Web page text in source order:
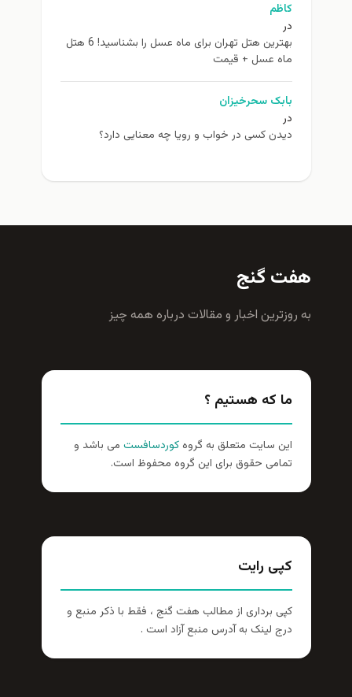
کاظم
در
بهترین هتل تهران برای ماه عسل را بشناسید! 6 هتل
ماه عسل + قیمت
بابک سحرخیزان
در
دیدن کسی در خواب و رویا چه معنایی دارد؟
هفت گنج
به روزترين اخبار و مقالات درباره همه چيز
ما که هستیم ؟
این سایت متعلق به گروهکوردسافست می باشد و
تمامی حقوق برای این گروه محفوظ است.
کپی رایت
کپی برداری از مطالب هفت گنج ، فقط با ذکر منبع و
درج لینک به آدرس منبع آزاد است .